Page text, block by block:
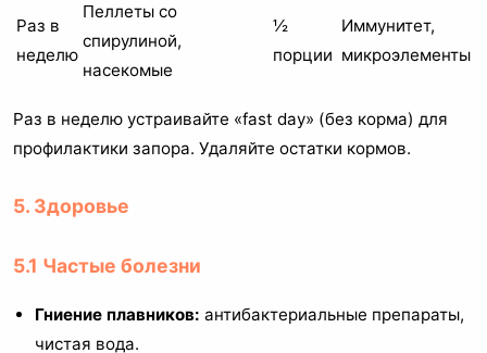
Раз в
неделю
Пеллеты со
спирулиной,
насекомые
½
порции
Иммунитет,
микроэлементы
Раз в неделю устраивайте «fast day» (без корма) для
профилактики запора. Удаляйте остатки кормов.
5. Здоровье
5.1 Частые болезни
Гниение плавников: антибактериальные препараты,
чистая вода.